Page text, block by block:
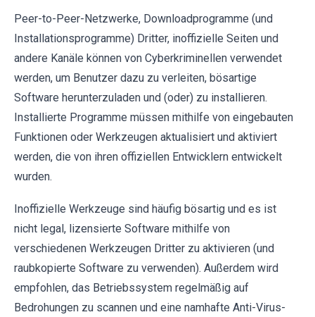
Peer-to-Peer-Netzwerke, Downloadprogramme (und
Installationsprogramme) Dritter, inoffizielle Seiten und
andere Kanäle können von Cyberkriminellen verwendet
werden, um Benutzer dazu zu verleiten, bösartige
Software herunterzuladen und (oder) zu installieren.
Installierte Programme müssen mithilfe von eingebauten
Funktionen oder Werkzeugen aktualisiert und aktiviert
werden, die von ihren offiziellen Entwicklern entwickelt
wurden.
Inoffizielle Werkzeuge sind häufig bösartig und es ist
nicht legal, lizensierte Software mithilfe von
verschiedenen Werkzeugen Dritter zu aktivieren (und
raubkopierte Software zu verwenden). Außerdem wird
empfohlen, das Betriebssystem regelmäßig auf
Bedrohungen zu scannen und eine namhafte Anti-Virus-